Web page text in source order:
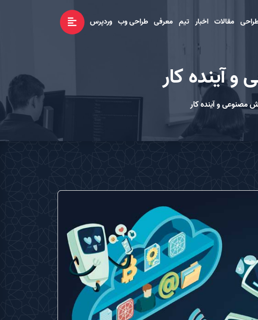
مقالات اخبار تیم معرفی طراحی وب وردپرس
آینده کار
و آینده کار